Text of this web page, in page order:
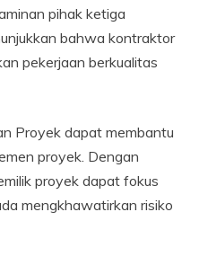
pihak ketiga
bahwa kontraktor
pekerjaan berkualitas
Proyek dapat membantu
proyek. Dengan
proyek dapat fokus
mengkhawatirkan risiko